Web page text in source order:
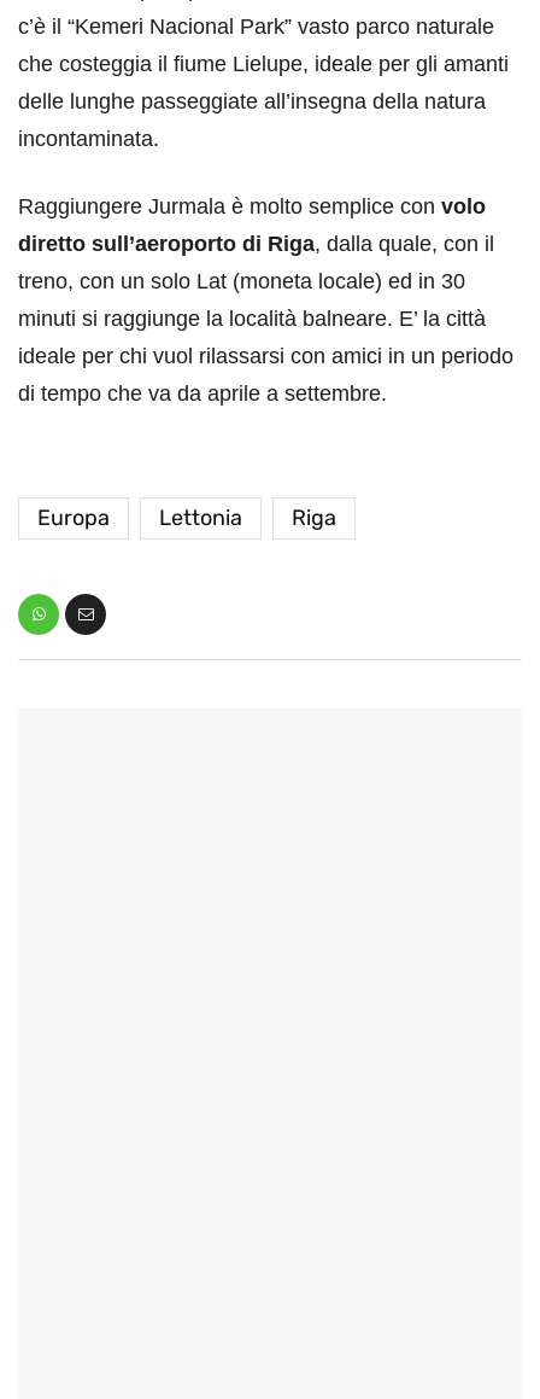
c’è il “Kemeri Nacional Park” vasto parco naturale
che costeggia il fiume Lielupe, ideale per gli amanti
delle lunghe passeggiate all’insegna della natura
incontaminata.
Raggiungere Jurmala è molto semplice con volo
diretto sull’aeroporto di Riga, dalla quale, con il
treno, con un solo Lat (moneta locale) ed in 30
minuti si raggiunge la località balneare. E’ la città
ideale per chi vuol rilassarsi con amici in un periodo
di tempo che va da aprile a settembre.
Europa Lettonia Riga